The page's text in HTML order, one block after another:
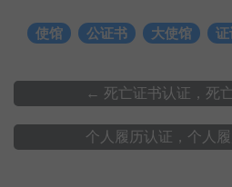
使馆 公证书 大使馆 证
← 死亡证书认证，死
个人履历认证，个人